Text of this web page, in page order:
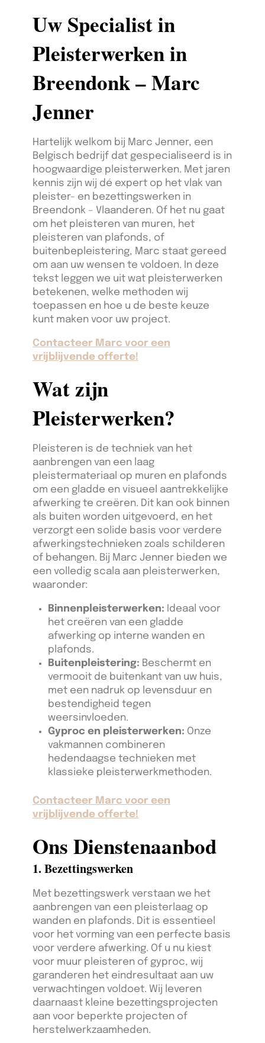
Uw Specialist in
Pleisterwerken in
Breendonk – Marc
Jenner
Hartelijk welkom bij Marc Jenner, een
Belgisch bedrijf dat gespecialiseerd is in
hoogwaardige pleisterwerken. Met jaren
kennis zijn wij dé expert op het vlak van
pleister- en bezettingswerken in
Breendonk – Vlaanderen. Of het nu gaat
om het pleisteren van muren, het
pleisteren van plafonds, of
buitenbepleistering, Marc staat gereed
om aan uw wensen te voldoen. In deze
tekst leggen we uit wat pleisterwerken
betekenen, welke methoden wij
toepassen en hoe u de beste keuze
kunt maken voor uw project.
Contacteer Marc voor een
vrijblijvende offerte!
Wat zijn
Pleisterwerken?
Pleisteren is de techniek van het
aanbrengen van een laag
pleistermateriaal op muren en plafonds
om een gladde en visueel aantrekkelijke
afwerking te creëren. Dit kan ook binnen
als buiten worden uitgevoerd, en het
verzorgt een solide basis voor verdere
afwerkingstechnieken zoals schilderen
of behangen. Bij Marc Jenner bieden we
een volledig scala aan pleisterwerken,
waaronder:
Binnenpleisterwerken: Ideaal voor
het creëren van een gladde
afwerking op interne wanden en
plafonds.
Buitenpleistering: Beschermt en
vermooit de buitenkant van uw huis,
met een nadruk op levensduur en
bestendigheid tegen
weersinvloeden.
Gyproc en pleisterwerken: Onze
vakmannen combineren
hedendaagse technieken met
klassieke pleisterwerkmethoden.
Contacteer Marc voor een
vrijblijvende offerte!
Ons Dienstenaanbod
1. Bezettingswerken
Met bezettingswerk verstaan we het
aanbrengen van een pleisterlaag op
wanden en plafonds. Dit is essentieel
voor het vorming van een perfecte basis
voor verdere afwerking. Of u nu kiest
voor muur pleisteren of gyproc, wij
garanderen het eindresultaat aan uw
verwachtingen voldoet. Wij leveren
daarnaast kleine bezettingsprojecten
aan voor beperkte projecten of
herstelwerkzaamheden.